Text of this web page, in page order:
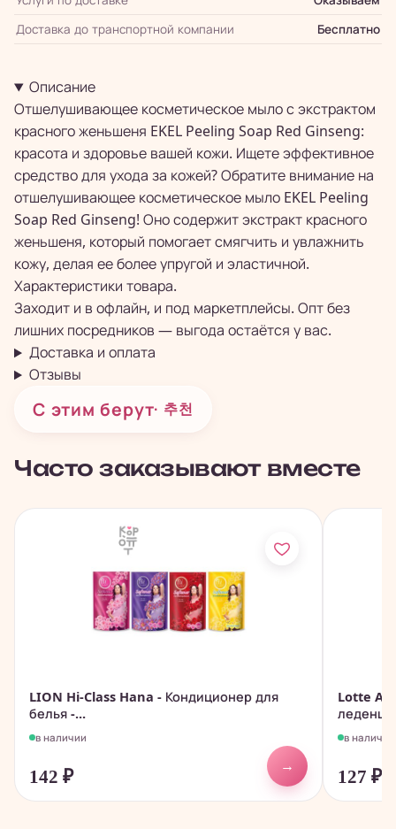
Доставка до транспортной компании
Бесплатно
Описание
Отшелушивающее косметическое мыло с экстрактом
красного женьшеня EKEL Peeling Soap Red Ginseng:
красота и здоровье вашей кожи. Ищете эффективное
средство для ухода за кожей? Обратите внимание на
отшелушивающее косметическое мыло EKEL Peeling
Soap Red Ginseng! Оно содержит экстракт красного
женьшеня, который помогает смягчить и увлажнить
кожу, делая ее более упругой и эластичной.
Характеристики товара.
Заходит и в офлайн, и под маркетплейсы. Опт без
лишних посредников — выгода остаётся у вас.
Доставка и оплата
Отзывы
С этим берут· 추천
Часто заказывают вместе
LION Hi-Class Hana - Кондиционер для
белья -...
в наличии
142 ₽
→
Lotte
в наличии
127₽